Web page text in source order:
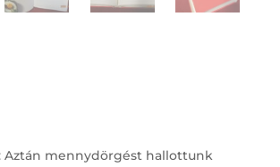
Aztán mennydörgést hallottunk